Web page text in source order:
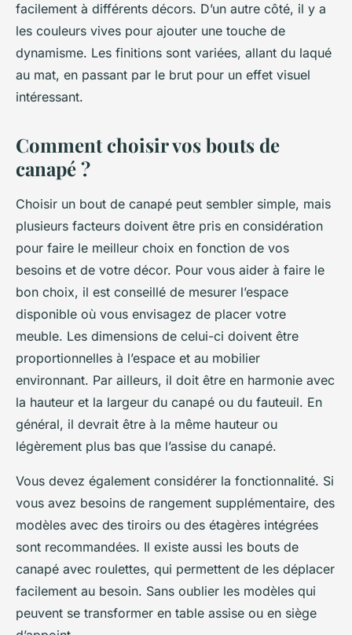
facilement à différents décors. D’un autre côté, il y a
les couleurs vives pour ajouter une touche de
dynamisme. Les finitions sont variées, allant du laqué
au mat, en passant par le brut pour un effet visuel
intéressant.
Comment choisir vos bouts de
canapé ?
Choisir un bout de canapé peut sembler simple, mais
plusieurs facteurs doivent être pris en considération
pour faire le meilleur choix en fonction de vos
besoins et de votre décor. Pour vous aider à faire le
bon choix, il est conseillé de mesurer l’espace
disponible où vous envisagez de placer votre
meuble. Les dimensions de celui-ci doivent être
proportionnelles à l’espace et au mobilier
environnant. Par ailleurs, il doit être en harmonie avec
la hauteur et la largeur du canapé ou du fauteuil. En
général, il devrait être à la même hauteur ou
légèrement plus bas que l’assise du canapé.
Vous devez également considérer la fonctionnalité. Si
vous avez besoins de rangement supplémentaire, des
modèles avec des tiroirs ou des étagères intégrées
sont recommandées. Il existe aussi les bouts de
canapé avec roulettes, qui permettent de les déplacer
facilement au besoin. Sans oublier les modèles qui
peuvent se transformer en table assise ou en siège